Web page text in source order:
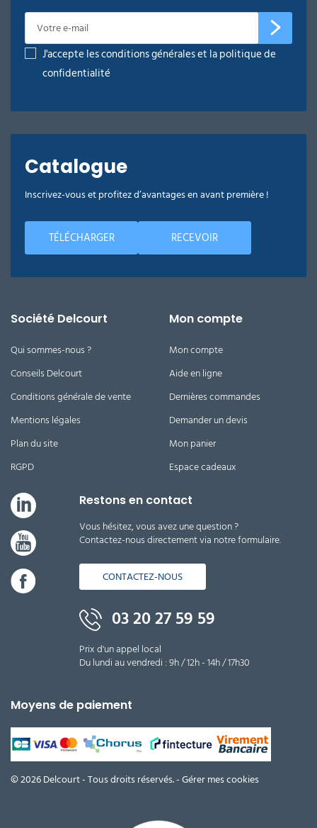
J'accepte les conditions générales et la politique de
confidentialité
Catalogue
Inscrivez-vous et profitez d’avantages en avant première !
TÉLÉCHARGER RECEVOIR
Société Delcourt
Qui sommes-nous ?
Conseils Delcourt
Conditions générale de vente
Mentions légales
Plan du site
RGPD
Mon compte
Mon compte
Aide en ligne
Dernières commandes
Demander un devis
Mon panier
Espace cadeaux
Restons en contact
Vous hésitez, vous avez une question ?
Contactez-nous directement via notre formulaire.
CONTACTEZ-NOUS
03 20 27 59 59
Prix d'un appel local
Du lundi au vendredi : 9h / 12h - 14h / 17h30
Moyens de paiement
© 2026 Delcourt - Tous droits réservés. -Gérer mes cookies